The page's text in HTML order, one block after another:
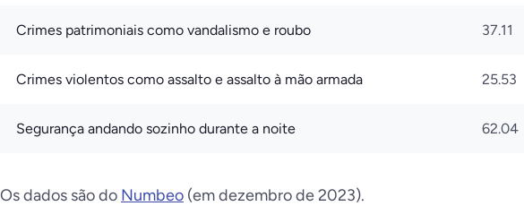
Crimes patrimoniais como vandalismo e roubo 37.11
Crimes violentos como assalto e assalto à mão armada 25.53
Segurança andando sozinho durante a noite 62.04
Os dados são do Numbeo (em dezembro de 2023).